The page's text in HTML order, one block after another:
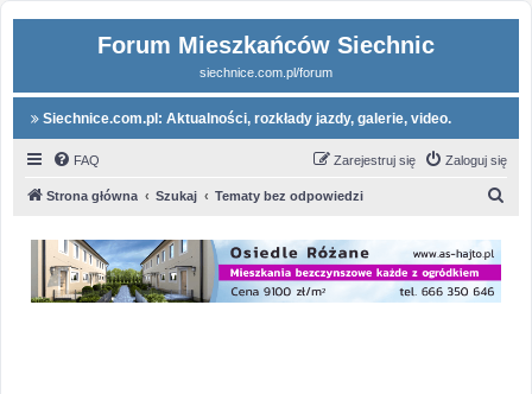
Forum Mieszkańców Siechnic
siechnice.com.pl/forum
Siechnice.com.pl: Aktualności, rozkłady jazdy, galerie, video.
FAQ Zaloguj się
Zarejestruj się
Strona główna Szukaj Tematy bez odpowiedzi